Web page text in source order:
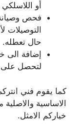
أو
فحص وصيانة
التوصيلات
حال تعطله.
إضافة الى
لتحصل على
كما يقوم فني
الاساسية والاصلية
خياركم الامثل.